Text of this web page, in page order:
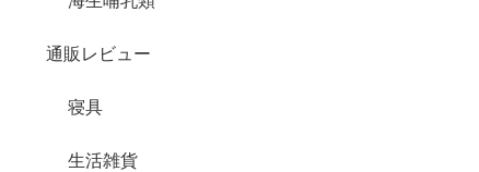
通販レビュー
寝具
生活雑貨